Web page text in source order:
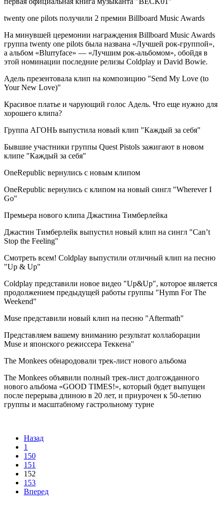
twenty one pilots получили 2 премии Billboard Music Awards
На минувшей церемонии награждения Billboard Music Awards
группа twenty one pilots была названа «Лучшей рок-группой»,
а альбом «Blurryface» — «Лучшим рок-альбомом», обойдя в
этой номинации последние релизы Coldplay и David Bowie.
Адель презентовала клип на композицию "Send My Love (to
Your New Love)"
Красивое платье и чарующий голос Адель. Что еще нужно для
хорошего клипа?
Группа АГОНЬ выпустила новый клип "Каждый за себя"
Бывшие участники группы Quest Pistols зажигают в новом
клипе "Каждый за себя"
OneRepublic вернулись с новым клипом
OneRepublic вернулись с клипом на новый сингл "Wherever I
Go"
Премьера нового клипа Джастина Тимберлейка
Джастин Тимберлейк выпустил новый клип на сингл "Can’t
Stop the Feeling"
Смотреть всем! Coldplay выпустили отличный клип на песню
"Up & Up"
Coldplay представили новое видео "Up&Up", которое является
продолжением предыдущей работы группы "Hymn For The
Weekend"
Muse представили новый клип на песню "Aftermath"
Представляем вашему вниманию результат коллаборации
Muse и японского режиссера Теккена"
The Monkees обнародовали трек-лист нового альбома
The Monkees объявили полный трек-лист долгожданного
нового альбома «GOOD TIMES!», который будет выпущен
после перерыва длиною в 20 лет, и приурочен к 50-летию
группы и масштабному гастрольному турне
Назад
1
150
151
152
153
Вперед